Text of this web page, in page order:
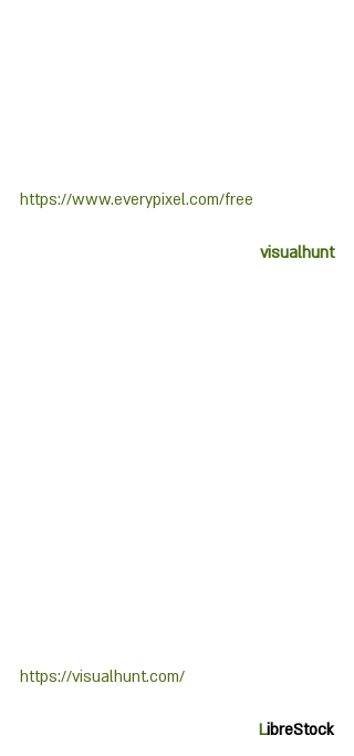
https://www.everypixel.com/free
visualhunt
https://visualhunt.com/
LibreStock